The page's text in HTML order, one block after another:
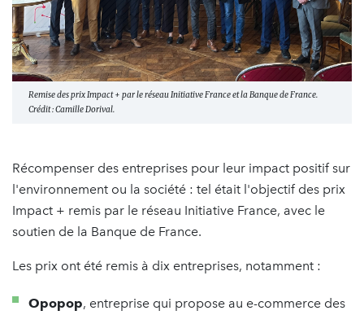
Remise des prix Impact + par le réseau Initiative France et la Banque de France.
Crédit : Camille Dorival.
Récompenser des entreprises pour leur impact positif sur
l'environnement ou la société : tel était l'objectif des prix
Impact + remis par le réseau Initiative France, avec le
soutien de la Banque de France.
Les prix ont été remis à dix entreprises, notamment :
Opopop, entreprise qui propose au e-commerce des